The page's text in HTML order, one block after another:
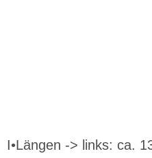
I•Längen -> links: ca.